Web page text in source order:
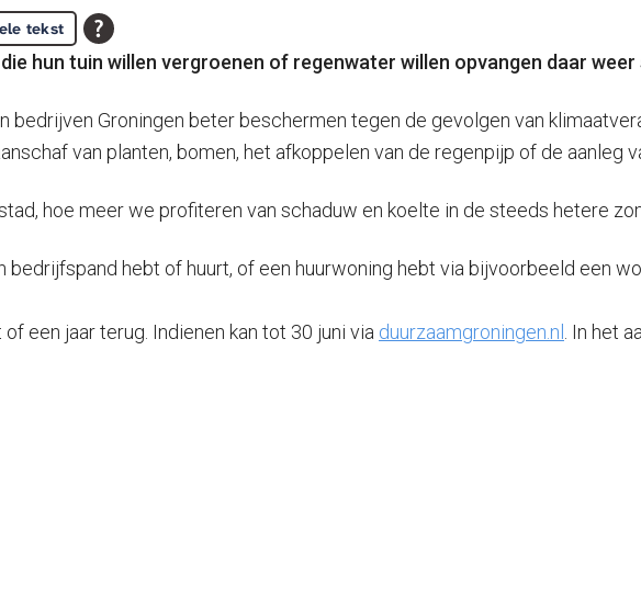
tekst
hun tuin willen vergroenen of regenwater willen opvangen daar
Groningen beter beschermen tegen de gevolgen van
van planten, bomen, het afkoppelen van de regenpijp of de aanleg
hoe meer we profiteren van schaduw en koelte in de steeds hetere
bedrijfspand hebt of huurt, of een huurwoning hebt via bijvoorbeeld een
een jaar terug. Indienen kan tot 30 juni via duurzaamgroningen.nl
. In het